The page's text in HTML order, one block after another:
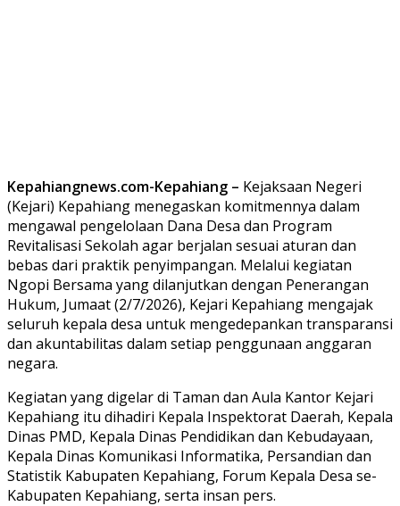
Kepahiangnews.com-Kepahiang – Kejaksaan Negeri
(Kejari) Kepahiang menegaskan komitmennya dalam
mengawal pengelolaan Dana Desa dan Program
Revitalisasi Sekolah agar berjalan sesuai aturan dan
bebas dari praktik penyimpangan. Melalui kegiatan
Ngopi Bersama yang dilanjutkan dengan Penerangan
Hukum, Jumaat (2/7/2026), Kejari Kepahiang mengajak
seluruh kepala desa untuk mengedepankan transparansi
dan akuntabilitas dalam setiap penggunaan anggaran
negara.
Kegiatan yang digelar di Taman dan Aula Kantor Kejari
Kepahiang itu dihadiri Kepala Inspektorat Daerah, Kepala
Dinas PMD, Kepala Dinas Pendidikan dan Kebudayaan,
Kepala Dinas Komunikasi Informatika, Persandian dan
Statistik Kabupaten Kepahiang, Forum Kepala Desa se-
Kabupaten Kepahiang, serta insan pers.